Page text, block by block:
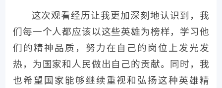
这次观看经历让我更加深刻地认识到，我
们每一个人都应该以这些英雄为榜样，学习他
们的精神品质，努力在自己的岗位上发光发
热，为国家和人民做出自己的贡献。同时，我
也希望国家能够继续重视和弘扬这种英雄精